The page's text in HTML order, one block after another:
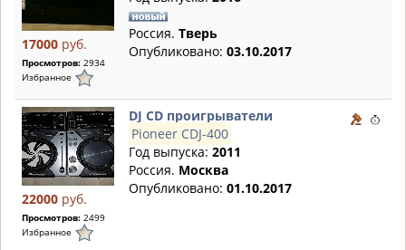
17000 руб.
Просмотров: 2934
Избранное
Россия. Тверь
Опубликовано: 03.10.2017
22000 руб.
Просмотров: 2499
Избранное
DJ CD проигрыватели
Pioneer CDJ-400
Год выпуска: 2011
Россия. Москва
Опубликовано: 01.10.2017